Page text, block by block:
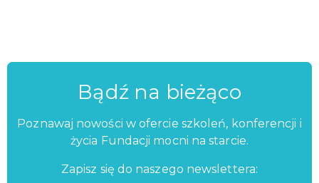
Bądź na bieżąco
Poznawaj nowości w ofercie szkoleń, konferencji i
życia Fundacji mocni na starcie.
Zapisz się do naszego newslettera: